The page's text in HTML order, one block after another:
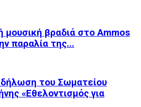
μουσική βραδιά στο Ammos
παραλία της...
του Σωματείου
«Εθελοντισμός για